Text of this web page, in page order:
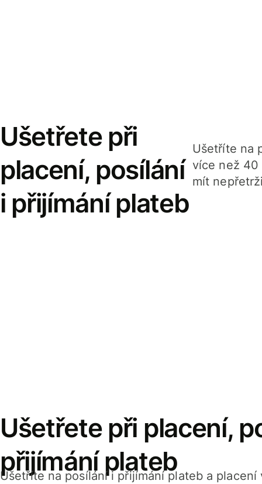
Ušetřete při
placení, posílání
i přijímání plateb
Ušetříte na
více než 40
mít
Ušetřete při placení,
přijímání plateb
Ušetříte na posílání i přijímání plateb a